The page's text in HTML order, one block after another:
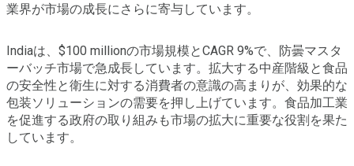
業界が市場の成長にさらに寄与しています。
Indiaは、$100 millionの市場規模とCAGR 9%で、防曇マスタ
ーバッチ市場で急成長しています。拡大する中産階級と食品
の安全性と衛生に対する消費者の意識の高まりが、効果的な
包装ソリューションの需要を押し上げています。食品加工業
を促進する政府の取り組みも市場の拡大に重要な役割を果た
しています。